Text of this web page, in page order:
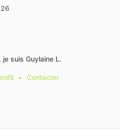
je suis Guylaine L.
• Contacter